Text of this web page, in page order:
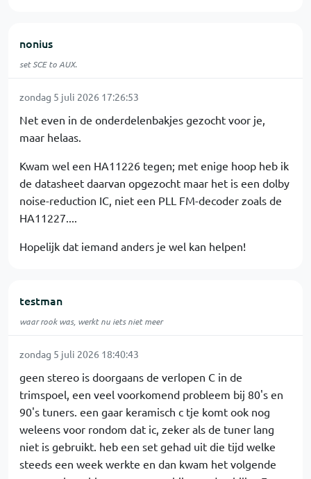
nonius
set SCE to AUX.
zondag 5 juli 2026 17:26:53
Net even in de onderdelenbakjes gezocht voor je,
maar helaas.
Kwam wel een HA11226 tegen; met enige hoop heb ik
de datasheet daarvan opgezocht maar het is een dolby
noise-reduction IC, niet een PLL FM-decoder zoals de
HA11227....
Hopelijk dat iemand anders je wel kan helpen!
testman
waar rook was, werkt nu iets niet meer
zondag 5 juli 2026 18:40:43
geen stereo is doorgaans de verlopen C in de
trimspoel, een veel voorkomend probleem bij 80's en
90's tuners. een gaar keramisch c tje komt ook nog
weleens voor rondom dat ic, zeker als de tuner lang
niet is gebruikt. heb een set gehad uit die tijd welke
steeds een week werkte en dan kwam het volgende